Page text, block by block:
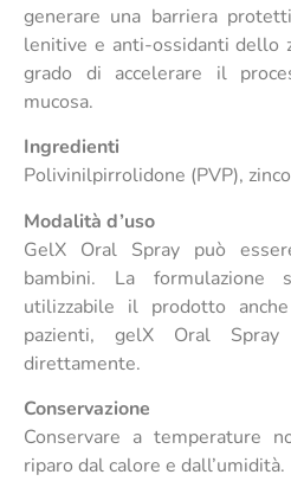
generare una barriera
lenitive e anti-ossidanti dello
grado di accelerare il
mucosa.
Ingredienti
Polivinilpirrolidone (PVP),
Modalità d’uso
GelX Oral Spray può
bambini. La formulazione
utilizzabile il prodotto
pazienti, gelX Oral
direttamente.
Conservazione
Conservare a temperature
riparo dal calore e dall’umidità.